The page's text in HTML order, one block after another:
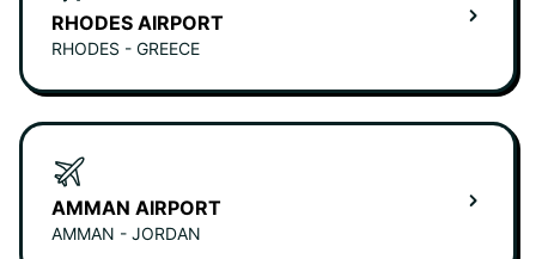
RHODES AIRPORT
RHODES - GREECE
AMMAN AIRPORT
AMMAN - JORDAN